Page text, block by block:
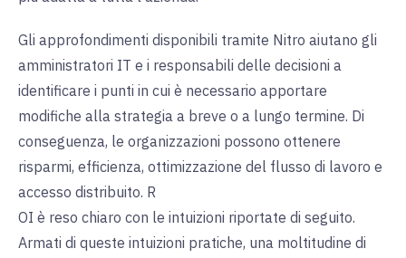
Gli approfondimenti disponibili tramite Nitro aiutano gli
amministratori IT e i responsabili delle decisioni a
identificare i punti in cui è necessario apportare
modifiche alla strategia a breve o a lungo termine. Di
conseguenza, le organizzazioni possono ottenere
risparmi, efficienza, ottimizzazione del flusso di lavoro e
accesso distribuito. R
OI è reso chiaro con le intuizioni riportate di seguito.
Armati di queste intuizioni pratiche, una moltitudine di